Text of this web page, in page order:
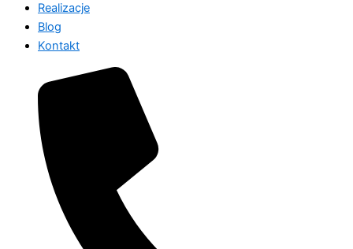
Realizacje
Blog
Kontakt